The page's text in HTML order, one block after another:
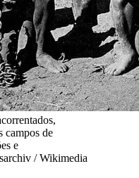
campos de
e
/ Wikimedia